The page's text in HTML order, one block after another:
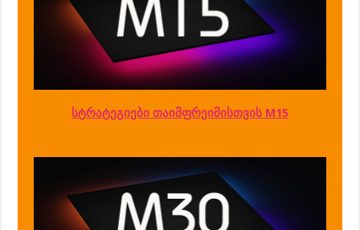
სტრატეგიები თაიმფრეიმისთვის M15